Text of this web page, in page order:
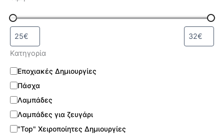
Κατηγορία
Εποχιακές Δημιουργίες
Πάσχα
Λαμπάδες
Λαμπάδες για ζευγάρι
"Top" Χειροποίητες Δημιουργίες